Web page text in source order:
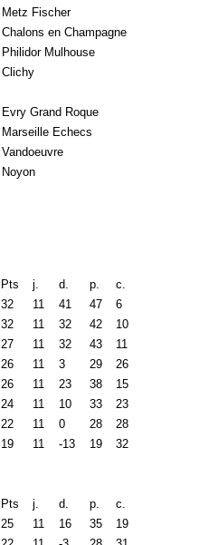
Metz Fischer
Chalons en Champagne
Philidor Mulhouse
Clichy
Evry Grand Roque
Marseille Echecs
Vandoeuvre
Noyon
Pts j. d. p.
c.
32 11 41 47
6
32 11 32 42
10
27 11 32 43
11
26 11 3 29
26
26 11 23 38
15
24 11 10 33
23
22 11 0 28
28
19 11 -13 19 32
Pts j. d. p.
c.
25 11 16 35
19